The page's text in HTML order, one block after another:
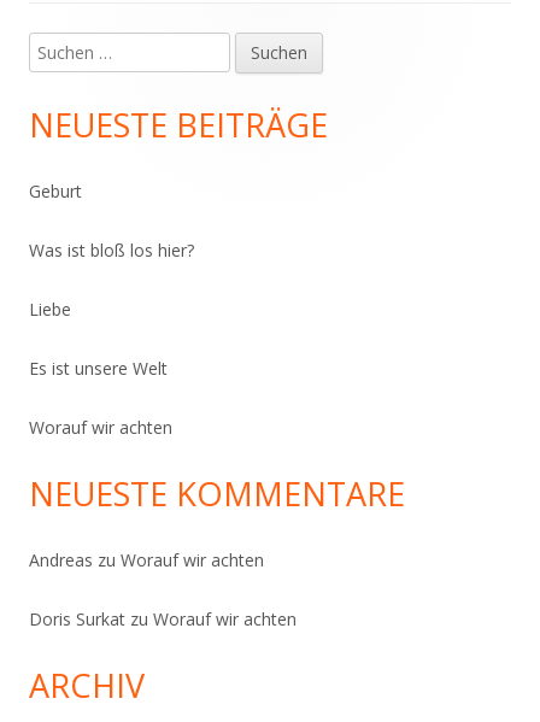
Haupt-
Seitenleiste
Suchen
nach:
NEUESTE BEITRÄGE
Geburt
Was ist bloß los hier?
Liebe
Es ist unsere Welt
Worauf wir achten
NEUESTE KOMMENTARE
Andreas zu Worauf wir achten
Doris Surkat zu Worauf wir achten
ARCHIV